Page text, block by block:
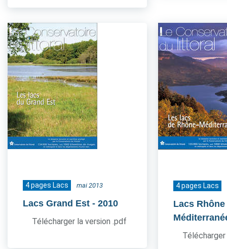
4 pages Lacs mai 2013
Lacs Grand Est - 2010
Télécharger la version .pdf
4 pages Lacs
Lacs Rhône